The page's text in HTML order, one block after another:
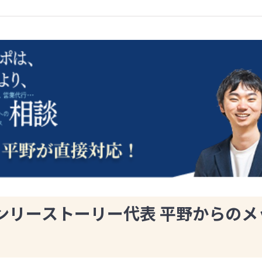
リーストーリー代表 平野からの